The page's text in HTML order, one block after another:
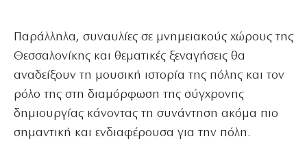
Παράλληλα, συναυλίες σε μνημειακούς χώρους της
Θεσσαλονίκης και θεματικές ξεναγήσεις θα
αναδείξουν τη μουσική ιστορία της πόλης και τον
ρόλο της στη διαμόρφωση της σύγχρονης
δημιουργίας κάνοντας τη συνάντηση ακόμα πιο
σημαντική και ενδιαφέρουσα για την πόλη.